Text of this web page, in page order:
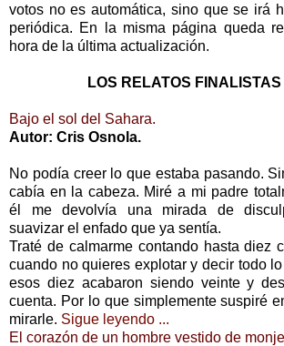
votos no es automática, sino que se irá
periódica. En la misma página queda
hora de la última actualización.
LOS RELATOS FINALISTAS
Bajo el sol del Sahara.
Autor: Cris Osnola.
No podía creer lo que estaba pasando.
cabía en la cabeza. Miré a mi padre
él me devolvía una mirada de
suavizar el enfado que ya sentía.
Traté de calmarme contando hasta diez
cuando no quieres explotar y decir todo
esos diez acabaron siendo veinte y
cuenta. Por lo que simplemente suspiré
mirarle. Sigue leyendo ...
El corazón de un hombre vestido de